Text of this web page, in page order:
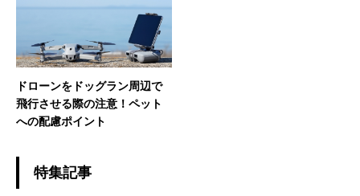
ドローンをドッグラン周辺で
飛行させる際の注意！ペット
への配慮ポイント
特集記事